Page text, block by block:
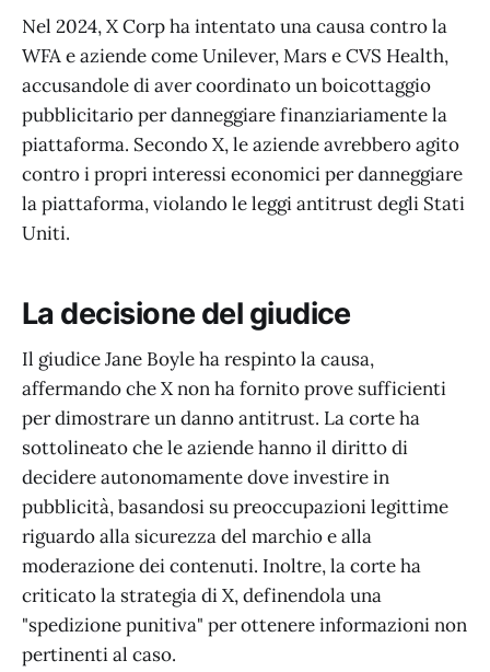
Nel 2024, X Corp ha intentato una causa contro la
WFA e aziende come Unilever, Mars e CVS Health,
accusandole di aver coordinato un boicottaggio
pubblicitario per danneggiare finanziariamente la
piattaforma. Secondo X, le aziende avrebbero agito
contro i propri interessi economici per danneggiare
la piattaforma, violando le leggi antitrust degli Stati
Uniti.
La decisione del giudice
Il giudice Jane Boyle ha respinto la causa,
affermando che X non ha fornito prove sufficienti
per dimostrare un danno antitrust. La corte ha
sottolineato che le aziende hanno il diritto di
decidere autonomamente dove investire in
pubblicità, basandosi su preoccupazioni legittime
riguardo alla sicurezza del marchio e alla
moderazione dei contenuti. Inoltre, la corte ha
criticato la strategia di X, definendola una
"spedizione punitiva" per ottenere informazioni non
pertinenti al caso.